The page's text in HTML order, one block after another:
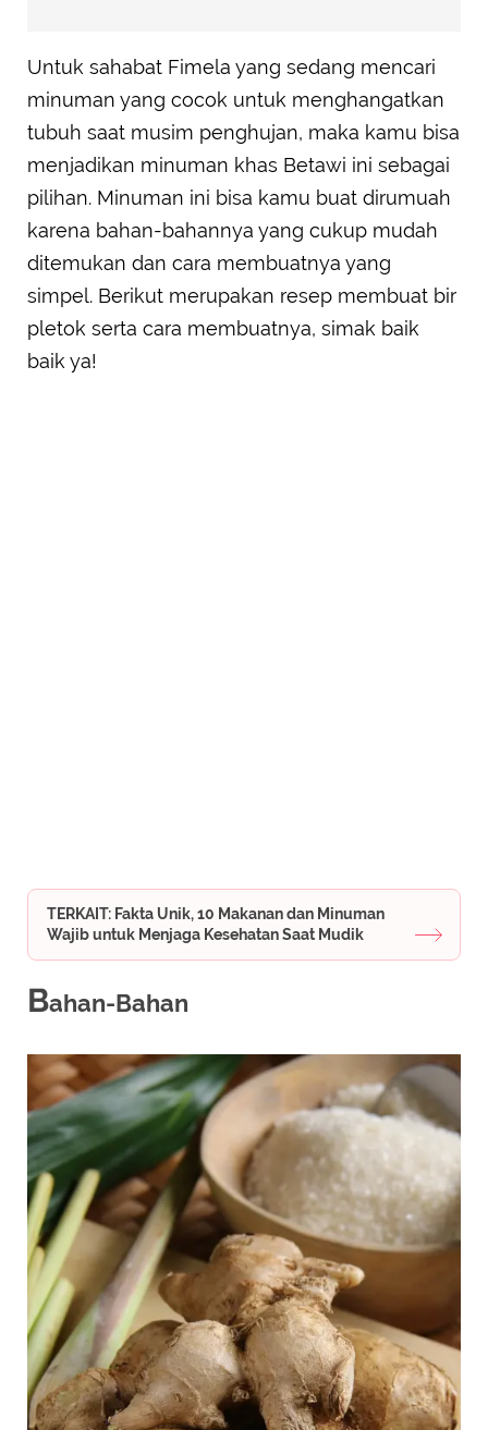
Untuk sahabat Fimela yang sedang mencari
minuman yang cocok untuk menghangatkan
tubuh saat musim penghujan, maka kamu bisa
menjadikan minuman khas Betawi ini sebagai
pilihan. Minuman ini bisa kamu buat dirumuah
karena bahan-bahannya yang cukup mudah
ditemukan dan cara membuatnya yang
simpel. Berikut merupakan resep membuat bir
pletok serta cara membuatnya, simak baik
baik ya!
TERKAIT: Fakta Unik, 10 Makanan dan Minuman
Wajib untuk Menjaga Kesehatan Saat Mudik
Bahan-Bahan